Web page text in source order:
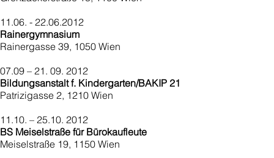
11.06. - 22.06.2012
Rainergymnasium
Rainergasse 39, 1050 Wien
07.09 – 21. 09. 2012
Bildungsanstalt f. Kindergarten/BAKIP 21
Patrizigasse 2, 1210 Wien
11.10. – 25.10. 2012
BS Meiselstraße für Bürokaufleute
Meiselstraße 19, 1150 Wien